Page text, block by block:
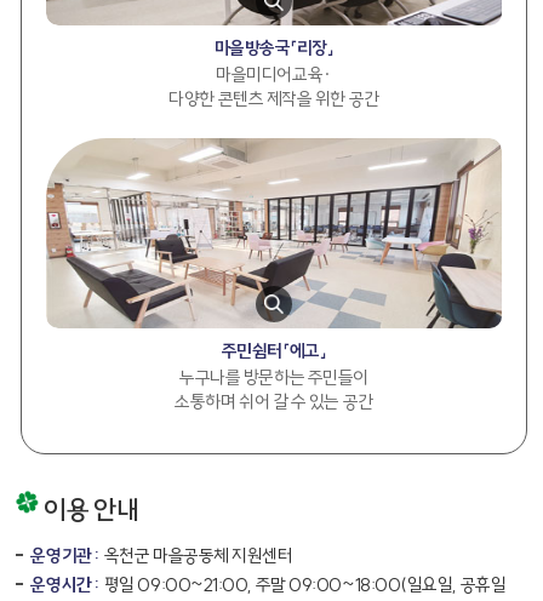
마을방송국「리장」
마을미디어교육·
다양한 콘텐츠 제작을 위한 공간
주민쉼터「에고」
누구나를 방문하는 주민들이
소통하며 쉬어 갈 수 있는 공간
이용 안내
운영기관 : 옥천군 마을공동체 지원센터
운영시간 : 평일 09:00~21:00, 주말 09:00~18:00(일요일, 공휴일